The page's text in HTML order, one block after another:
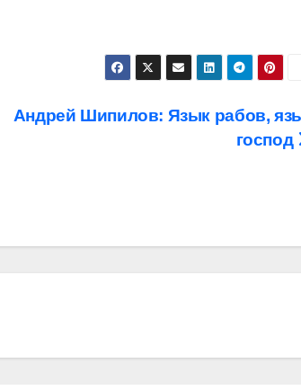
Андрей Шипилов: Язык рабов,
господ